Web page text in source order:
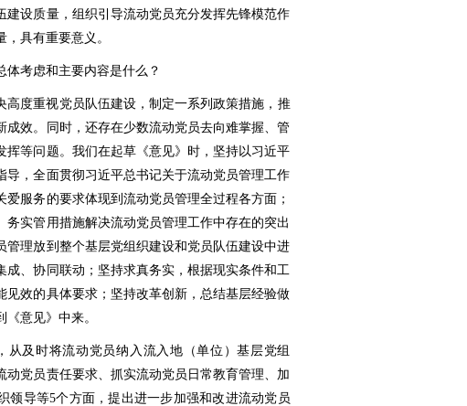
建设质量，组织引导流动党员充分发挥先锋模范作
具有重要意义。
体考虑和主要内容是什么？
高度重视党员队伍建设，制定一系列政策措施，推
成效。同时，还存在少数流动党员去向难掌握、管
挥等问题。我们在起草《意见》时，坚持以习近平
导，全面贯彻习近平总书记关于流动党员管理工作
服务的要求体现到流动党员管理全过程各方面；
务实管用措施解决流动党员管理工作中存在的突出
管理放到整个基层党组织建设和党员队伍建设中进
成、协同联动；坚持求真务实，根据现实条件和工
见效的具体要求；坚持改革创新，总结基层经验做
意见》中来。
从及时将流动党员纳入流入地（单位）基层党组
动党员责任要求、抓实流动党员日常教育管理、加
领导等5个方面，提出进一步加强和改进流动党员